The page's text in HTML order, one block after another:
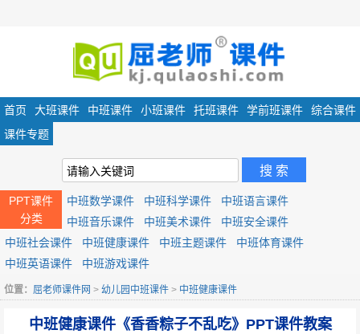
首页 大班课件 中班课件 小班课件 托班课件 学前班课件
综合课件
课件专题
PPT课件
分类
中班数学课件 中班科学课件
中班语言课件
中班音乐课件
中班美术课件
中班安全课件
中班社会课件
中班健康课件 中班主题课件
中班体育课件
中班英语课件
中班游戏课件
位置： 屈老师课件网 > 幼儿园中班课件 > 中班健康课件
中班健康课件《香香粽子不乱吃》PPT课件教案